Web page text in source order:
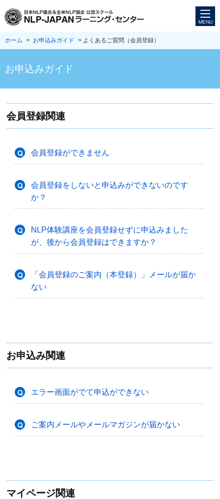
ホーム > お申込みガイド > よくあるご質問（会員登録）
お申込みガイド
会員登録関連
会員登録ができません
会員登録をしないと申込みができないのです
か？
NLP体験講座を会員登録せずに申込みました
が、後から会員登録はできますか？
「会員登録のご案内（本登録）」メールが届か
ない
お申込み関連
エラー画面がでて申込ができない
ご案内メールやメールマガジンが届かない
マイページ関連